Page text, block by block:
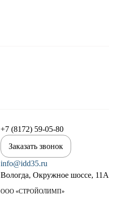
+7 (8172) 59-05-80
Заказать звонок
info@idd35.ru
Вологда, Окружное шоссе, 11А
ООО «СТРОЙОЛИМП»